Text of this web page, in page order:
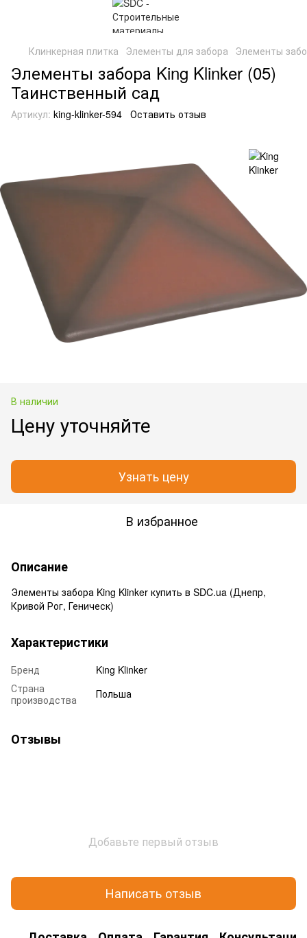
Клинкерная плитка Элементы для забора Элементы
Элементы забора King Klinker (05)
Таинственный сад
Артикул: king-klinker-594 Оставить отзыв
В наличии
Цену уточняйте
Узнать цену
В избранное
Описание
Элементы забора King Klinker купить в SDC.ua (Днепр,
Кривой Рог, Геническ)
Характеристики
Бренд
King Klinker
Страна
производства
Польша
Отзывы
Добавьте первый отзыв
Написать отзыв